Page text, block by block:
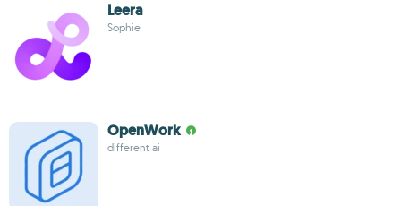
Leera
Sophie
OpenWork
different ai